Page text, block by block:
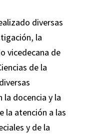
diversas
la
vicedecana de
de la
la docencia y la
la atención a las
y de la